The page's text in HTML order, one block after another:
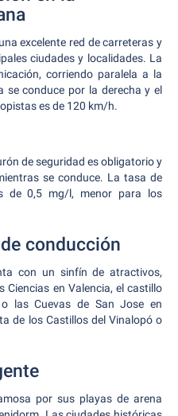
excelente red de carreteras y
ciudades y localidades. La
corriendo paralela a la
se conduce por la derecha y el
es de 120 km/h.
de seguridad es obligatorio y
se conduce. La tasa de
de 0,5 mg/l, menor para los
conducción
con un sinfín de atractivos,
Ciencias en Valencia, el castillo
las Cuevas de San Jose en
de los Castillos del Vinalopó o
por sus playas de arena